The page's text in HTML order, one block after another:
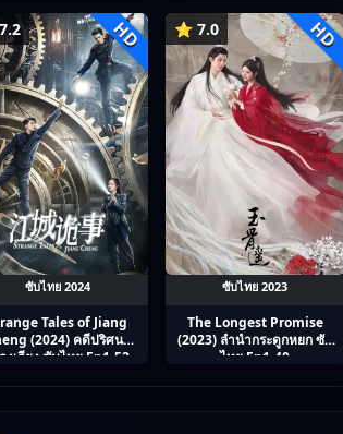
HD
ซับไทย 2024
Tales of Jiang
(2024) คดีปริศนา
งเจียง ซับไทย Ep1-52
⭐ 7.0 HD
ซับไทย 2023
The Longest Promise
(2023) ลำนำกระดูกหยก ซับ
ไทย Ep1-40